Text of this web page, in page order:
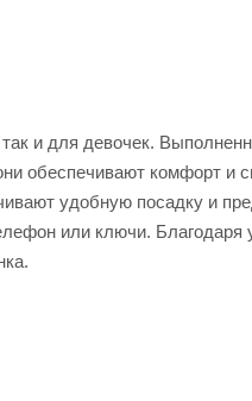
и для девочек.
обеспечивают комфорт
удобную посадку и
или ключи. Благодаря